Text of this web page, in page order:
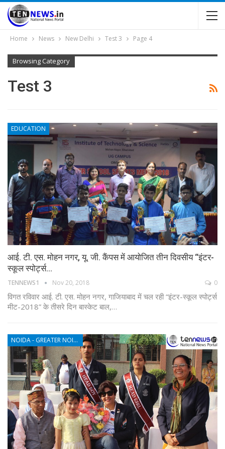
Home News New Delhi Test 3 Page 4
Browsing Category
Test 3
EDUCATION
आई. टी. एस. मोहन नगर, यू. जी. कैंपस में आयोजित तीन दिवसीय “इंटर-
स्कूल स्पोर्ट्स…
TENNEWS1 Nov 20, 2018 0
विगत रविवार आई. टी. एस. मोहन नगर, गाजियाबाद में चल रही “इंटर-स्कूल स्पोर्ट्स
मीट-2018” के तीसरे दिन बास्केट बाल,…
NOIDA - GREATER NOIDA - YAMUNA EXPRESSWAY